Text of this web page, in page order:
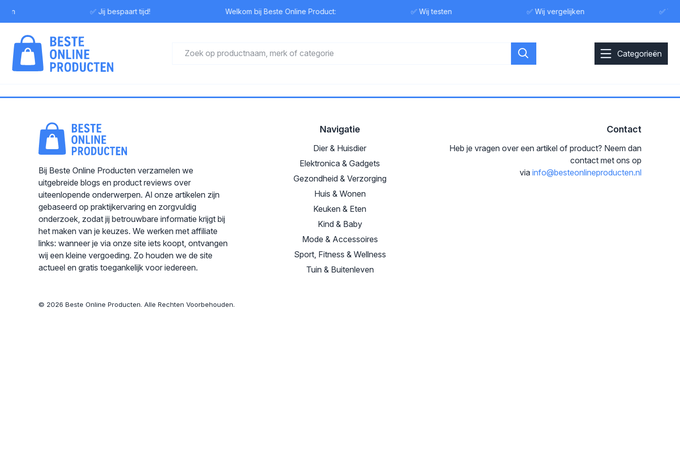
✅ Jij bespaart tijd! Welkom bij Beste Online Product: ✅ Wij testen ✅ Wij vergelijken ✅ Wij
Categorieën
Bij Beste Online Producten verzamelen we
uitgebreide blogs en product reviews over
uiteenlopende onderwerpen. Al onze artikelen zijn
gebaseerd op praktijkervaring en zorgvuldig
onderzoek, zodat jij betrouwbare informatie krijgt bij
het maken van je keuzes. We werken met affiliate
links: wanneer je via onze site iets koopt, ontvangen
wij een kleine vergoeding. Zo houden we de site
actueel en gratis toegankelijk voor iedereen.
Navigatie
Dier & Huisdier
Elektronica & Gadgets
Gezondheid & Verzorging
Huis & Wonen
Keuken & Eten
Kind & Baby
Mode & Accessoires
Sport, Fitness & Wellness
Tuin & Buitenleven
Contact
Heb je vragen over een artikel of product? Neem dan
contact met ons op
via info@besteonlineproducten.nl
© 2026 Beste Online Producten. Alle Rechten Voorbehouden.